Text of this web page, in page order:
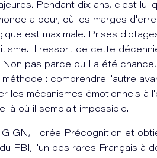
Pendant dix ans, c'est lui
a peur, où les marges
est maximale. Prises
Il ressort de cette
pas parce qu'il a été
: comprendre l'autre
les mécanismes émotionnels à
là où il semblait impossible.
il crée Précognition et
FBI, l'un des rares Français à